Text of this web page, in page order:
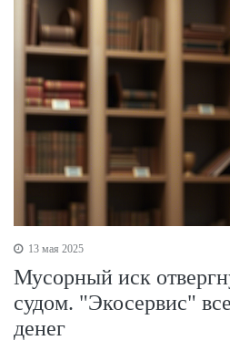
13 мая 2025
Мусорный иск
судом. "Экосервис"
денег